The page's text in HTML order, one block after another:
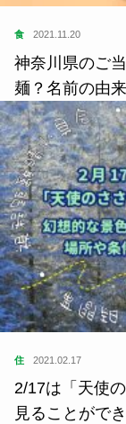
食 2021.11.20
神奈川県のご
麺？名前の由
住 2021.02.17
2/17は「天使
見ることがで